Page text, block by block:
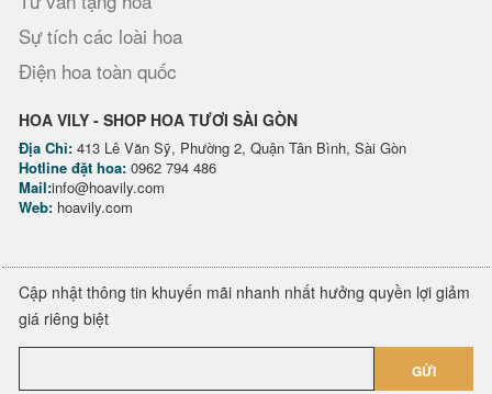
Sự tích các loài hoa
Điện hoa toàn quốc
HOA VILY - SHOP HOA TƯƠI SÀI GÒN
Địa Chỉ: 413 Lê Văn Sỹ, Phường 2, Quận Tân Bình, Sài Gòn
Hotline đặt hoa: 0962 794 486
Mail:info@hoavily.com
Web: hoavily.com
Cập nhật thông tin khuyến mãi nhanh nhất hưởng quyền lợi giảm
giá riêng biệt
GỬI